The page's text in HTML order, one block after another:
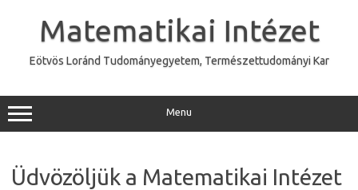
Matematikai Intézet
Eötvös Loránd Tudományegyetem, Természettudományi Kar
Menu
Üdvözöljük a Matematikai Intézet